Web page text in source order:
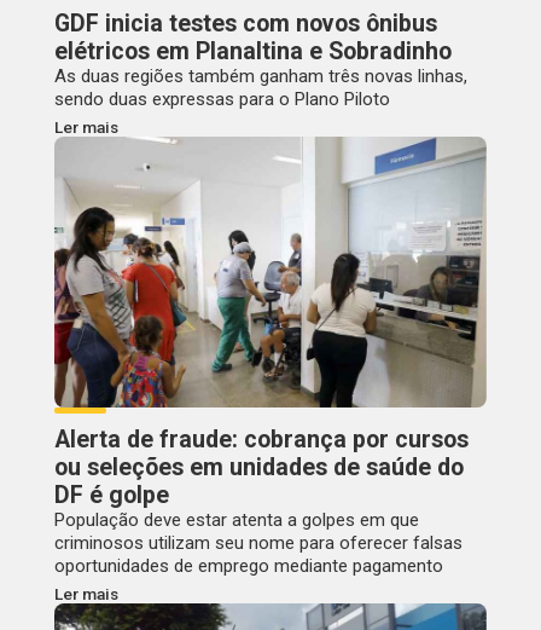
GDF inicia testes com novos ônibus
elétricos em Planaltina e Sobradinho
As duas regiões também ganham três novas linhas,
sendo duas expressas para o Plano Piloto
Ler mais
Alerta de fraude: cobrança por cursos
ou seleções em unidades de saúde do
DF é golpe
População deve estar atenta a golpes em que
criminosos utilizam seu nome para oferecer falsas
oportunidades de emprego mediante pagamento
Ler mais